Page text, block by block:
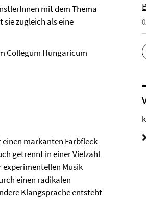
mit dem Thema
zugleich als eine
Collegum Hungaricum
markanten Farbfleck
getrennt in einer Vielzahl
experimentellen Musik
einen radikalen
Klangsprache entsteht